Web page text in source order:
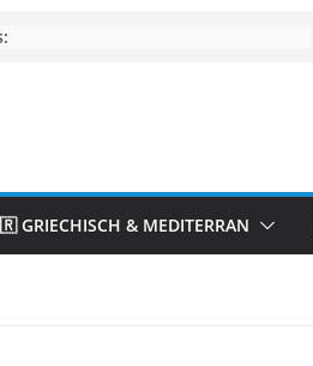
GRIECHISCH & MEDITERRAN